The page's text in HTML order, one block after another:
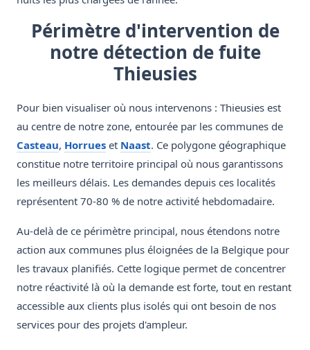
Périmètre d'intervention de
notre détection de fuite
Thieusies
Pour bien visualiser où nous intervenons : Thieusies est
au centre de notre zone, entourée par les communes de
Casteau, Horrues et Naast. Ce polygone géographique
constitue notre territoire principal où nous garantissons
les meilleurs délais. Les demandes depuis ces localités
représentent 70-80 % de notre activité hebdomadaire.
Au-delà de ce périmètre principal, nous étendons notre
action aux communes plus éloignées de la Belgique pour
les travaux planifiés. Cette logique permet de concentrer
notre réactivité là où la demande est forte, tout en restant
accessible aux clients plus isolés qui ont besoin de nos
services pour des projets d'ampleur.